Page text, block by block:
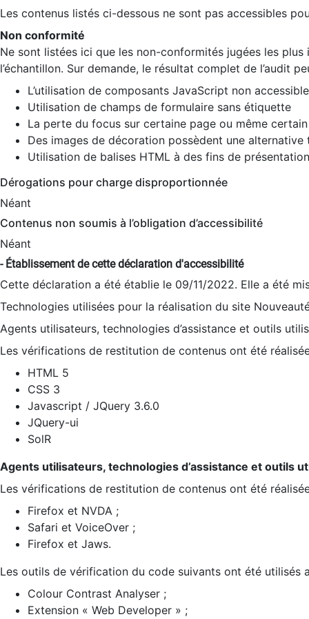
Les contenus listés ci-dessous ne sont pas accessibles
Non conformité
Ne sont listées ici que les non-conformités jugées les
l’échantillon. Sur demande, le résultat complet de l’audit
L’utilisation de composants JavaScript non
Utilisation de champs de formulaire sans étiquette
La perte du focus sur certaine page ou même
Des images de décoration possèdent une alternative
Utilisation de balises HTML à des fins de
Dérogations pour charge disproportionnée
Néant
Contenus non soumis à l’obligation d’accessibilité
Néant
- Établissement de cette déclaration d'accessibilité
Cette déclaration a été établie le 09/11/2022. Elle a été
Technologies utilisées pour la réalisation du site
Agents utilisateurs, technologies d’assistance et outils
Les vérifications de restitution de contenus ont été
HTML 5
CSS 3
Javascript / JQuery 3.6.0
JQuery-ui
SolR
Agents utilisateurs, technologies d’assistance et outils
Les vérifications de restitution de contenus ont été
Firefox et NVDA ;
Safari et VoiceOver ;
Firefox et Jaws.
Les outils de vérification du code suivants ont été utilisés
Colour Contrast Analyser ;
Extension « Web Developer » ;